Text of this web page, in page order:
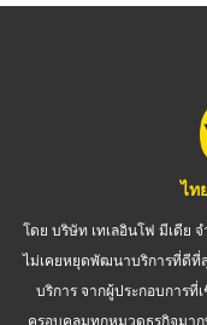
ไท
โดย บริษัท เทเลอินโฟ มีเดีย
ไม่เคยหยุดพัฒนาบริการที่ดีที่
บริการ จากผู้ประกอบการ
ครอบคลุมทุกหมวดธุรกิจมาก